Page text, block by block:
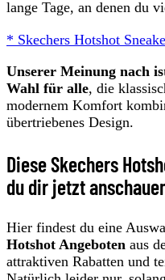
lange Tage, an denen du
* Skechers Hotshot
Unserer Meinung nach
Wahl für alle, die
modernem Komfort
übertriebenes Design.
Diese Skechers
du dir jetzt
Hier findest du eine
Hotshot Angeboten aus
attraktiven Rabatten und